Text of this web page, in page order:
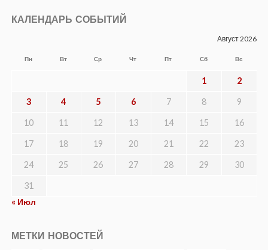
КАЛЕНДАРЬ СОБЫТИЙ
Август 2026
Пн Вт Ср Чт Пт Сб Вс
1 2
3 4 5 6 7 8 9
10 11 12 13 14 15 16
17 18 19 20 21 22 23
24 25 26 27 28 29 30
31
« Июл
МЕТКИ НОВОСТЕЙ